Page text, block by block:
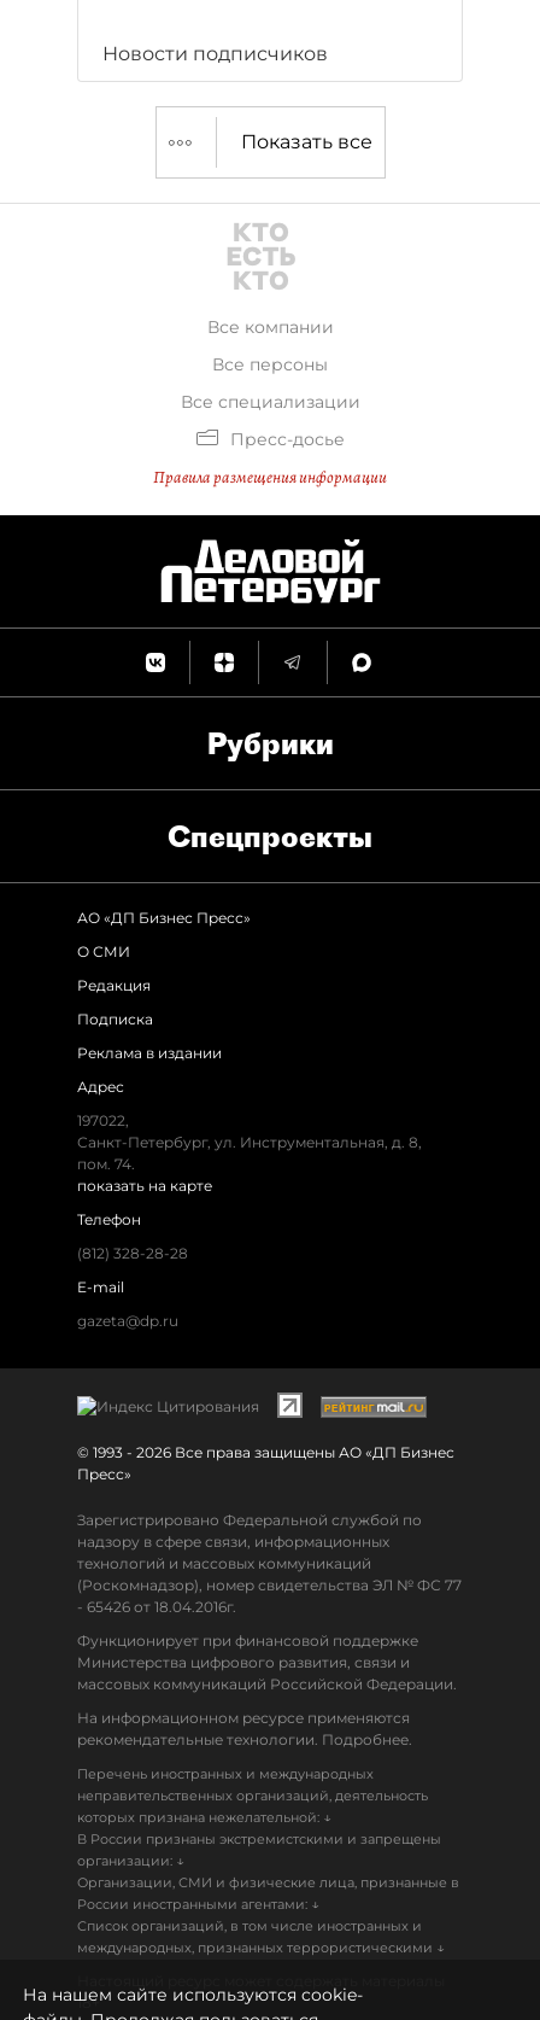
Новости подписчиков
Показать все
Все компании
Все персоны
Все специализации
Пресс-досье
Правила размещения информации
Рубрики
Спец­проекты
АО «ДП Бизнес Пресс»
О СМИ
Редакция
Подписка
Реклама в издании
Адрес
197022,
Санкт-Петербург, ул. Инструментальная, д. 8,
пом. 74.
показать на карте
Телефон
(812) 328-28-28
E-mail
gazeta@dp.ru
© 1993 - 2026 Все права защищены АО «ДП Бизнес
Пресс»
Зарегистрировано Федеральной службой по
надзору в сфере связи, информационных
технологий и массовых коммуникаций
(Роскомнадзор), номер свидетельства ЭЛ № ФС 77
- 65426 от 18.04.2016г.
Функционирует при финансовой поддержке
Министерства цифрового развития, связи и
массовых коммуникаций Российской Федерации.
На информационном ресурсе применяются
рекомендательные технологии. Подробнее.
Перечень иностранных и международных
неправительственных организаций, деятельность
которых признана нежелательной: ↓
В России признаны экстремистскими и запрещены
организации: ↓
Организации, СМИ и физические лица, признанные в
России иностранными агентами: ↓
Список организаций, в том числе иностранных и
международных, признанных террористическими ↓
18+
На нашем сайте используются cookie-